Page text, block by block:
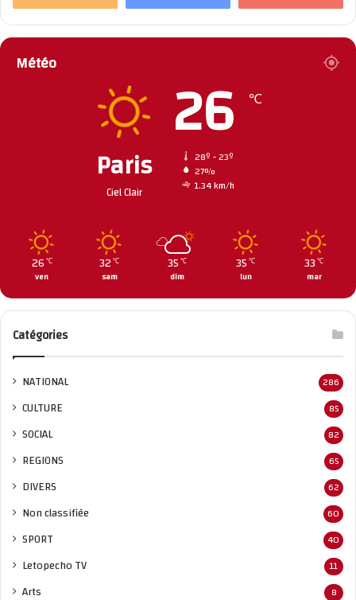
Météo
Paris
Ciel Clair
26 ℃
28º - 23º
27%
1.34 km/h
26 ℃
ven
32 ℃
sam
35 ℃
dim
35 ℃
lun
33℃
mar
Catégories
NATIONAL 286
CULTURE 85
SOCIAL 82
REGIONS 65
DIVERS 62
Non classifiée 60
SPORT 40
Letopecho TV 11
Arts 8